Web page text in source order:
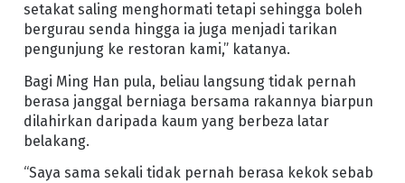
setakat saling menghormati tetapi sehingga boleh
bergurau senda hingga ia juga menjadi tarikan
pengunjung ke restoran kami,” katanya.
Bagi Ming Han pula, beliau langsung tidak pernah
berasa janggal berniaga bersama rakannya biarpun
dilahirkan daripada kaum yang berbeza latar
belakang.
“Saya sama sekali tidak pernah berasa kekok sebab